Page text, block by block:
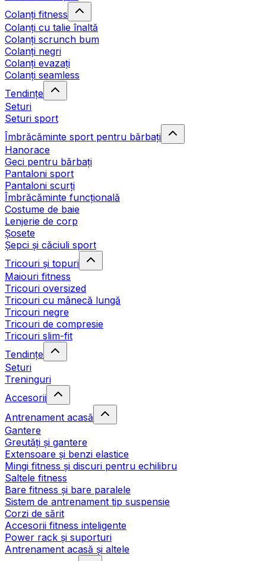
Colanți fitness
Colanți cu talie înaltă
Colanți scrunch bum
Colanți negri
Colanți evazați
Colanți seamless
Tendințe
Seturi
Seturi sport
Îmbrăcăminte sport pentru bărbați
Hanorace
Geci pentru bărbați
Pantaloni sport
Pantaloni scurți
Îmbrăcăminte funcțională
Costume de baie
Lenjerie de corp
Șosete
Șepci și căciuli sport
Tricouri și topuri
Maiouri fitness
Tricouri oversized
Tricouri cu mânecă lungă
Tricouri negre
Tricouri de compresie
Tricouri slim-fit
Tendințe
Seturi
Treninguri
Accesorii
Antrenament acasă
Gantere
Greutăți și gantere
Extensoare și benzi elastice
Mingi fitness și discuri pentru echilibru
Saltele fitness
Bare fitness și bare paralele
Sistem de antrenament tip suspensie
Corzi de sărit
Accesorii fitness inteligente
Power rack și suporturi
Antrenament acasă și altele